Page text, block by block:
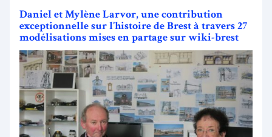
Daniel et Mylène Larvor, une contribution
exceptionnelle sur l’histoire de Brest à travers 27
modélisations mises en partage sur wiki-brest